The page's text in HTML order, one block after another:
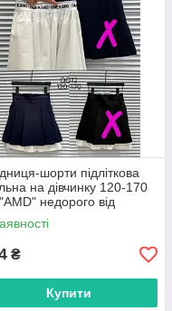
шорти підліткова
на дівчинку 120-170
недорого від
постачальника
₴
Купити